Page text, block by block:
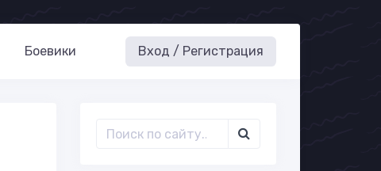
Боевики Вход / Регистрация